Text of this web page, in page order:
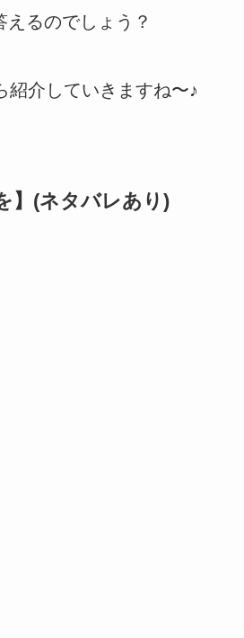
えるのでしょう？
紹介していきますね〜♪
】(ネタバレあり)